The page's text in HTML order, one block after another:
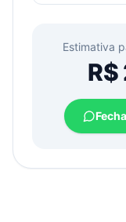
Estimativa
R$